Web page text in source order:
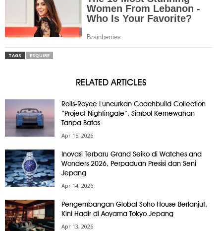
TAGS ESQUIRE
RELATED ARTICLES
Rolls-Royce Luncurkan Coachbuild Collection
“Project Nightingale”, Simbol Kemewahan
Tanpa Batas
Apr 15, 2026
Inovasi Terbaru Grand Seiko di Watches and
Wonders 2026, Perpaduan Presisi dan Seni
Jepang
Apr 14, 2026
Pengembangan Global Soho House Berlanjut,
Kini Hadir di Aoyama Tokyo Jepang
Apr 13, 2026